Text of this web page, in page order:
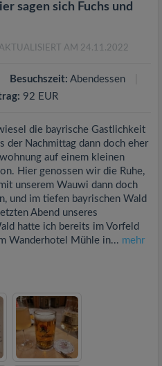
sagen sich Fuchs und
AKTUALISIERT AM 24.11.2022
Besuchszeit: Abendessen
92 EUR
die bayrische Gastlichkeit
der Nachmittag dann doch eher
auf einem kleinen
Hier genossen wir die Ruhe,
unserem Wauwi dann doch
und im tiefen bayrischen Wald
Abend unseres
hatte ich bereits im Vorfeld
Wanderhotel Mühle in... mehr